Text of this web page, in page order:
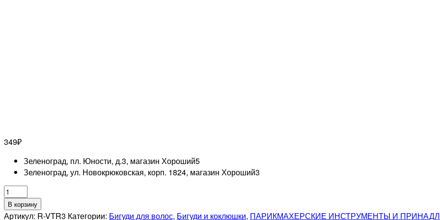
349₽
Зеленоград, пл. Юности, д.3, магазин Хороший5
Зеленоград, ул. Новокрюковская, корп. 1824, магазин Хороший3
Количество
товара
DEWAL
В корзину
Артикул: R-VTR3 Категории: Бигуди для волос, Бигуди и коклюшки, ПАРИКМАХЕРСКИЕ ИНСТРУМЕНТЫ И